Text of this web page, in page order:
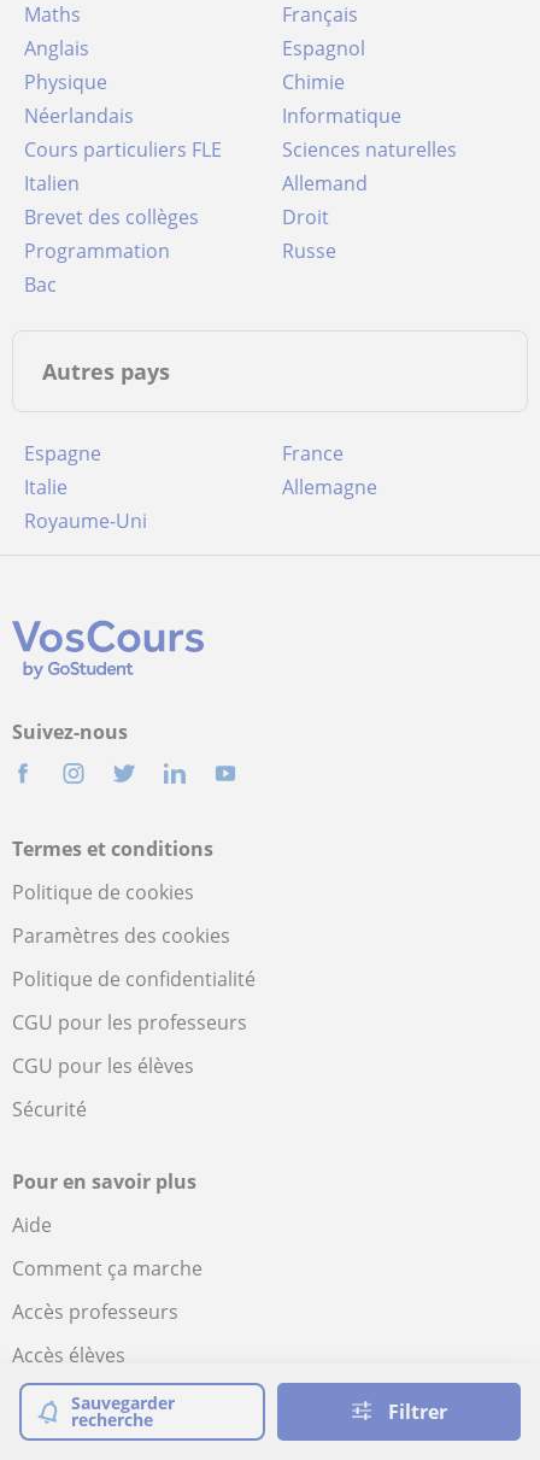
Sauvegarder
recherche Filtrer
Maths
Français
Anglais
Espagnol
Physique
Chimie
Néerlandais
Informatique
Cours particuliers FLE
Sciences naturelles
Italien
Allemand
Brevet des collèges
Droit
Programmation
Russe
Bac
Autres pays
Espagne
France
Italie
Allemagne
Royaume-Uni
Suivez-nous
Termes et conditions
Politique de cookies
Paramètres des cookies
Politique de confidentialité
CGU pour les professeurs
CGU pour les élèves
Sécurité
Pour en savoir plus
Aide
Comment ça marche
Accès professeurs
Accès élèves
Mission et vision
Voscours dans le monde